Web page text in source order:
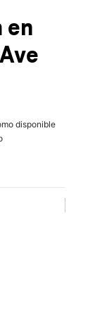
en
disponible